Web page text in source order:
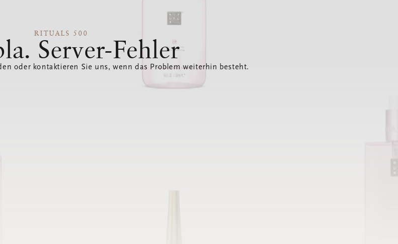
RITUALS 500
Server-Fehler
oder kontaktieren Sie uns, wenn das Problem weiterhin besteht.